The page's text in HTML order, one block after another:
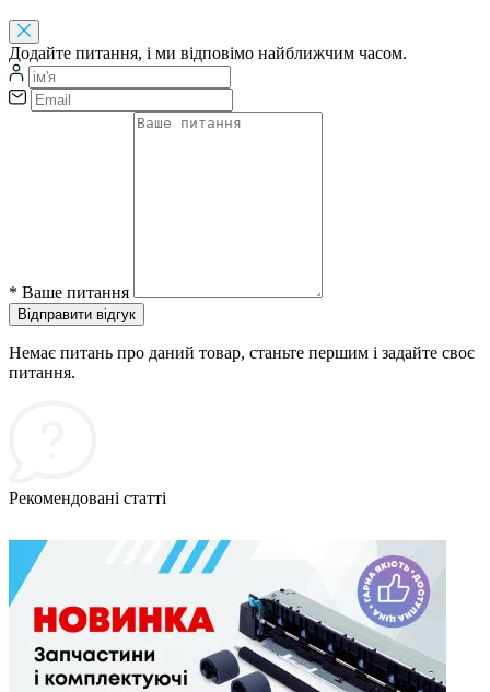
Додайте питання, і ми відповімо найближчим часом.
* Ваше питання
Відправити відгук
Немає питань про даний товар, станьте першим і задайте своє
питання.
Рекомендовані статті